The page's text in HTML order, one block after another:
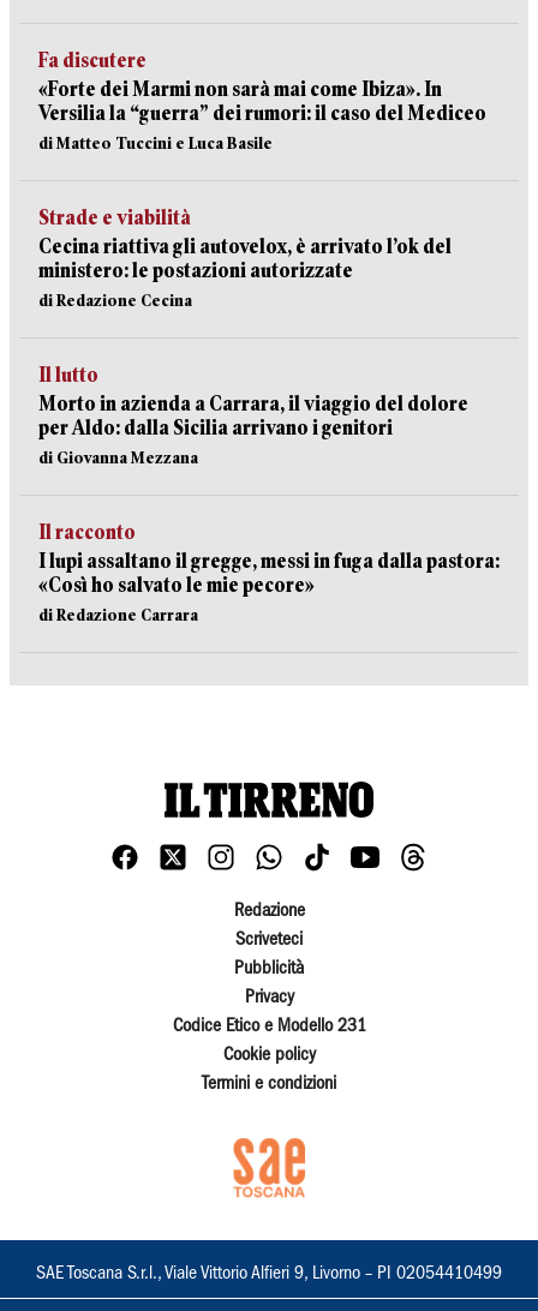
Fa discutere
«Forte dei Marmi non sarà mai come Ibiza». In
Versilia la “guerra” dei rumori: il caso del Mediceo
di Matteo Tuccini e Luca Basile
Strade e viabilità
Cecina riattiva gli autovelox, è arrivato l’ok del
ministero: le postazioni autorizzate
di Redazione Cecina
Il lutto
Morto in azienda a Carrara, il viaggio del dolore
per Aldo: dalla Sicilia arrivano i genitori
di Giovanna Mezzana
Il racconto
I lupi assaltano il gregge, messi in fuga dalla pastora:
«Così ho salvato le mie pecore»
di Redazione Carrara
Redazione
Scriveteci
Pubblicità
Privacy
Codice Etico e Modello 231
Cookie policy
Termini e condizioni
SAE Toscana S.r.l., Viale Vittorio Alfieri 9, Livorno – PI 02054410499